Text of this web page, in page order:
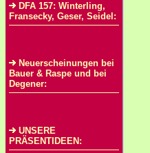
DFA 157: Winterling,
Fransecky, Geser, Seidel:
Neuerscheinungen bei
Bauer & Raspe und bei
Degener:
UNSERE
PRÄSENTIDEEN: